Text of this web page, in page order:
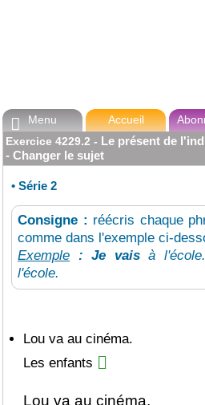
 Menu Accueil
Exercice 4229.2 - Le présent de
- Changer le sujet
• Série 2
Consigne : réécris chaque
comme dans l'exemple ci-
Exemple : Je vaisà
l'école.
Lou va au cinéma.
Les enfants